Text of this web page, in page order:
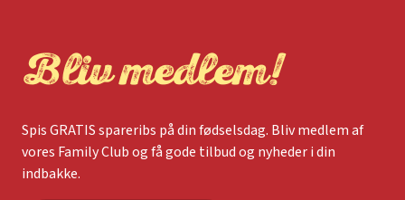
Bliv medlem!
Spis GRATIS spareribs på din fødselsdag. Bliv medlem af
vores Family Club og få gode tilbud og nyheder i din
indbakke.